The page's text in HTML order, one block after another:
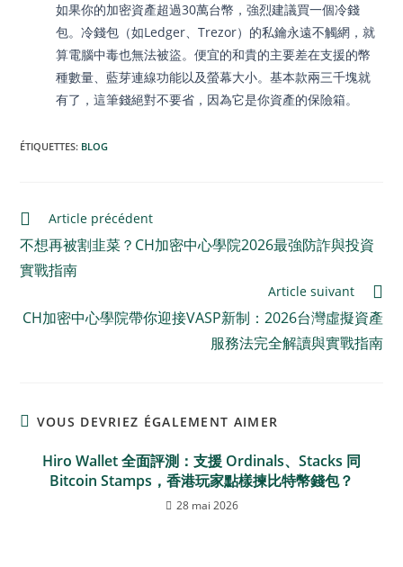
如果你的加密資產超過30萬台幣，強烈建議買一個冷錢
包。冷錢包（如Ledger、Trezor）的私鑰永遠不觸網，就
算電腦中毒也無法被盜。便宜的和貴的主要差在支援的幣
種數量、藍芽連線功能以及螢幕大小。基本款兩三千塊就
有了，這筆錢絕對不要省，因為它是你資產的保險箱。
ÉTIQUETTES: BLOG
Article précédent
不想再被割韭菜？CH加密中心學院2026最強防詐與投資
實戰指南
Article suivant
CH加密中心學院帶你迎接VASP新制：2026台灣虛擬資產
服務法完全解讀與實戰指南
VOUS DEVRIEZ ÉGALEMENT AIMER
Hiro Wallet 全面評測：支援 Ordinals、Stacks 同
Bitcoin Stamps，香港玩家點樣揀比特幣錢包？
28 mai 2026